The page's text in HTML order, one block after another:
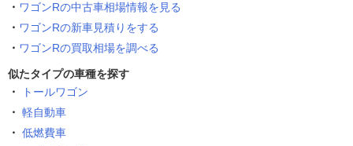
ワゴンRの中古車相場情報を見る
ワゴンRの新車見積りをする
ワゴンRの買取相場を調べる
似たタイプの車種を探す
トールワゴン
軽自動車
低燃費車